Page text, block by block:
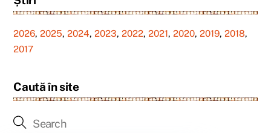
2026,2025,2024,2023,2022,2021,2020,2019,2018,
2017
Caută în site